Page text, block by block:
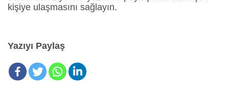
kişiye ulaşmasını sağlayın.
Yazıyı Paylaş